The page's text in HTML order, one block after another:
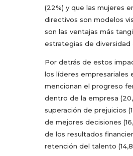
(22%) y que las mujeres
directivos son modelos
son las ventajas más
estrategias de diversidad
Por detrás de estos
los líderes empresariales
mencionan el progreso
dentro de la empresa
superación de prejuicios
de mejores decisiones
de los resultados
retención del talento